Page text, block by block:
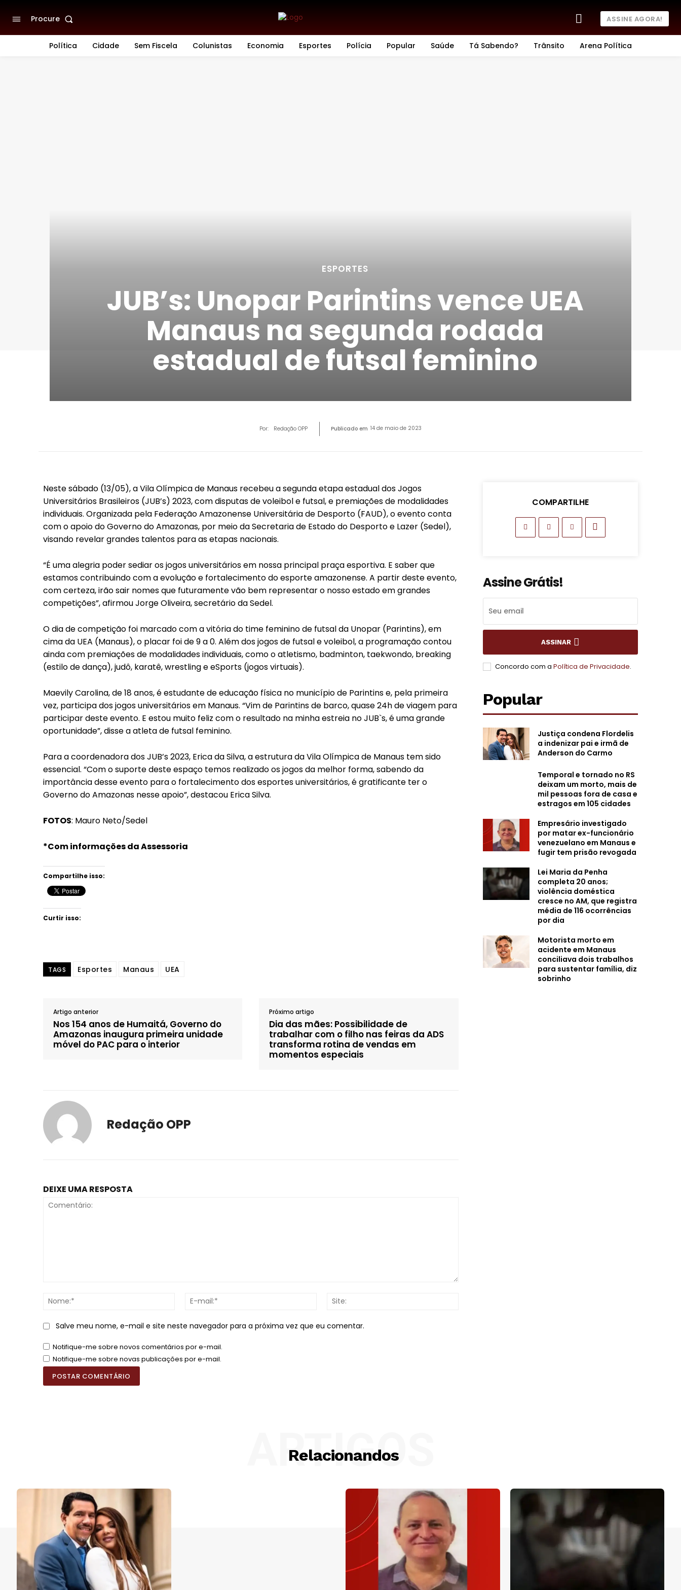
Procure ASSINE AGORA!
Política Cidade Sem Fiscela Colunistas Economia Esportes Polícia Popular Saúde Tá Sabendo? Trânsito Arena Política
ESPORTES
JUB’s: Unopar Parintins vence UEA
Manaus na segunda rodada
estadual de futsal feminino
Por: Redação OPP Publicado em 14 de maio de 2023
Neste sábado (13/05), a Vila Olímpica de Manaus recebeu a segunda etapa estadual dos Jogos
Universitários Brasileiros (JUB’s) 2023, com disputas de voleibol e futsal, e premiações de modalidades
individuais. Organizada pela Federação Amazonense Universitária de Desporto (FAUD), o evento conta
com o apoio do Governo do Amazonas, por meio da Secretaria de Estado do Desporto e Lazer (Sedel),
visando revelar grandes talentos para as etapas nacionais.
“É uma alegria poder sediar os jogos universitários em nossa principal praça esportiva. E saber que
estamos contribuindo com a evolução e fortalecimento do esporte amazonense. A partir deste evento,
com certeza, irão sair nomes que futuramente vão bem representar o nosso estado em grandes
competições”, afirmou Jorge Oliveira, secretário da Sedel.
O dia de competição foi marcado com a vitória do time feminino de futsal da Unopar (Parintins), em
cima da UEA (Manaus), o placar foi de 9 a 0. Além dos jogos de futsal e voleibol, a programação contou
ainda com premiações de modalidades individuais, como o atletismo, badminton, taekwondo, breaking
(estilo de dança), judô, karatê, wrestling e eSports (jogos virtuais).
Maevily Carolina, de 18 anos, é estudante de educação física no município de Parintins e, pela primeira
vez, participa dos jogos universitários em Manaus. “Vim de Parintins de barco, quase 24h de viagem para
participar deste evento. E estou muito feliz com o resultado na minha estreia no JUB`s, é uma grande
oportunidade”, disse a atleta de futsal feminino.
Para a coordenadora dos JUB’s 2023, Erica da Silva, a estrutura da Vila Olímpica de Manaus tem sido
essencial. “Com o suporte deste espaço temos realizado os jogos da melhor forma, sabendo da
importância desse evento para o fortalecimento dos esportes universitários, é gratificante ter o
Governo do Amazonas nesse apoio”, destacou Erica Silva.
FOTOS: Mauro Neto/Sedel
*Com informações da Assessoria
Compartilhe isso:
Curtir isso:
TAGS Esportes Manaus UEA
Artigo anterior
Nos 154 anos de Humaitá, Governo do
Amazonas inaugura primeira unidade
móvel do PAC para o interior
Próximo artigo
Dia das mães: Possibilidade de
trabalhar com o filho nas feiras da ADS
transforma rotina de vendas em
momentos especiais
Redação OPP
DEIXE UMA RESPOSTA
Nome:*
Salve meu nome, e-mail e site neste navegador para a próxima vez que eu comentar.
Notifique-me sobre novos comentários por e-mail.
Notifique-me sobre novas publicações por e-mail.
COMPARTILHE
Assine Grátis!
ASSINAR
Concordo com a Política de Privacidade.
Popular
Justiça condena Flordelis
a indenizar pai e irmã de
Anderson do Carmo
Temporal e tornado no RS
deixam um morto, mais de
mil pessoas fora de casa e
estragos em 105 cidades
Empresário investigado
por matar ex-funcionário
venezuelano em Manaus e
fugir tem prisão revogada
Lei Maria da Penha
completa 20 anos;
violência doméstica
cresce no AM, que registra
média de 116 ocorrências
por dia
Motorista morto em
acidente em Manaus
conciliava dois trabalhos
para sustentar família, diz
sobrinho
Relacionandos
ARTIGOS